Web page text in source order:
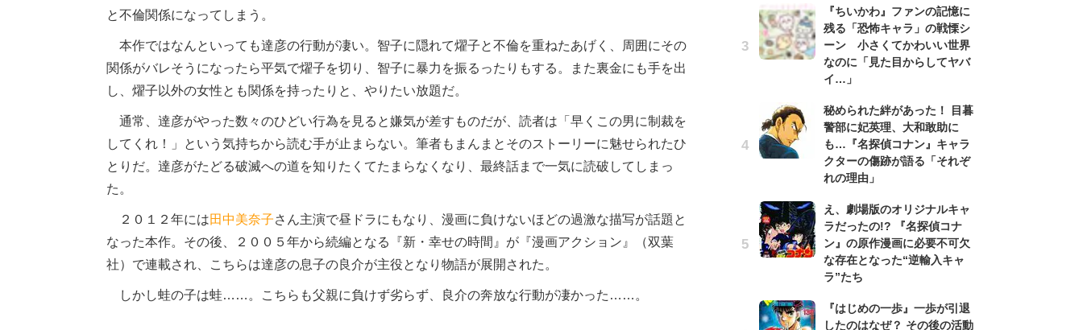
と不倫関係になってしまう。
本作ではなんといっても達彦の行動が凄い。智子に隠れて燿子と不倫を重ねたあげく、周囲にその
関係がバレそうになったら平気で燿子を切り、智子に暴力を振るったりもする。また裏金にも手を出
し、燿子以外の女性とも関係を持ったりと、やりたい放題だ。
通常、達彦がやった数々のひどい行為を見ると嫌気が差すものだが、読者は「早くこの男に制裁を
してくれ！」という気持ちから読む手が止まらない。筆者もまんまとそのストーリーに魅せられたひ
とりだ。達彦がたどる破滅への道を知りたくてたまらなくなり、最終話まで一気に読破してしまっ
た。
２０１２年には田中美奈子さん主演で昼ドラにもなり、漫画に負けないほどの過激な描写が話題と
なった本作。その後、２００５年から続編となる『新・幸せの時間』が『漫画アクション』（双葉
社）で連載され、こちらは達彦の息子の良介が主役となり物語が展開された。
しかし蛙の子は蛙……。こちらも父親に負けず劣らず、良介の奔放な行動が凄かった……。
『ちいかわ』ファンの記憶に
残る「恐怖キャラ」の戦慄シ
ーン 小さくてかわいい世界
なのに「見た目からしてヤバ
イ…」
秘められた絆があった！ 目暮
警部に妃英理、大和敢助に
も…『名探偵コナン』キャラ
クターの傷跡が語る「それぞ
れの理由」
え、劇場版のオリジナルキャ
ラだったの!? 『名探偵コナ
ン』の原作漫画に必要不可欠
な存在となった“逆輸入キャ
ラ”たち
『はじめの一歩』一歩が引退
したのはなぜ？ その後の活動